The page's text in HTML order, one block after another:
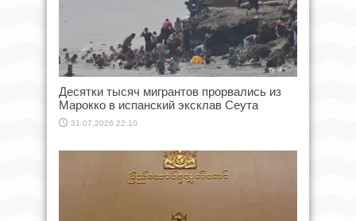
Десятки тысяч мигрантов прорвались из
Марокко в испанский эксклав Сеута
31.07.2026 22:10